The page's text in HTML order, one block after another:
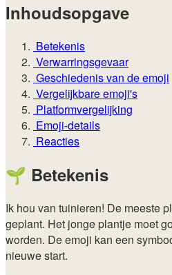
Inhoudsopgave
Betekenis
Verwarringsgevaar
Geschiedenis van de emoji
Vergelijkbare emoji's
Platformvergelijking
Emoji-details
Reacties
🌱 Betekenis
Ik hou van tuinieren! De meeste
geplant. Het jonge plantje moet
worden. De emoji kan een
nieuwe start.